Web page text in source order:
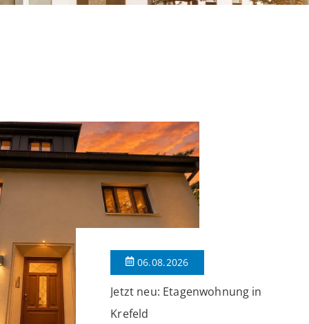
06.08.2026
Jetzt neu: Etagenwohnung in
Krefeld